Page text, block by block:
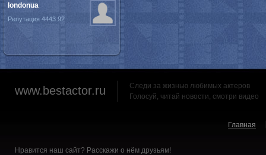
londonua
Репутация 4443.92
www.bestactor.ru
Следи за жизнью любимых актеров
Голосуй, читай новости, смотри видео
Главная
Нравится наш сайт? Расскажи о нём друзьям!